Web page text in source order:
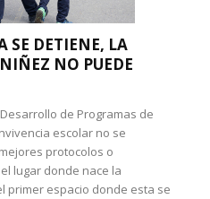
SE DETIENE, LA
NO PUEDE
de Programas de
escolar no se
protocolos o
lugar donde nace la
primer espacio donde esta se